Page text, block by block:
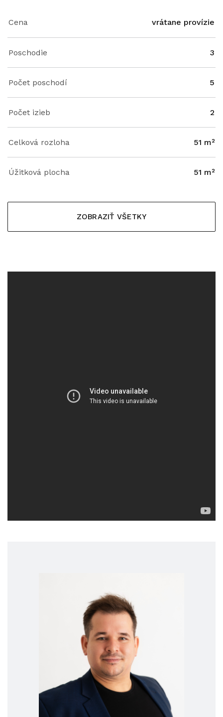
Cena vrátane provízie
Poschodie 3
Počet poschodí 5
Počet izieb 2
Celková rozloha 51 m²
Úžitková plocha 51 m²
ZOBRAZIŤ VŠETKY